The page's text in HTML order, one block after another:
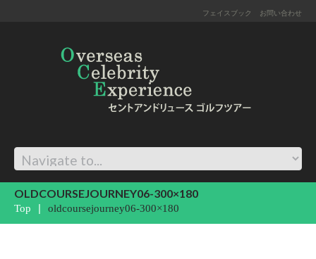
フェイスブック お問い合わせ
OLDCOURSEJOURNEY06-300×180
Top oldcoursejourney06-300×180